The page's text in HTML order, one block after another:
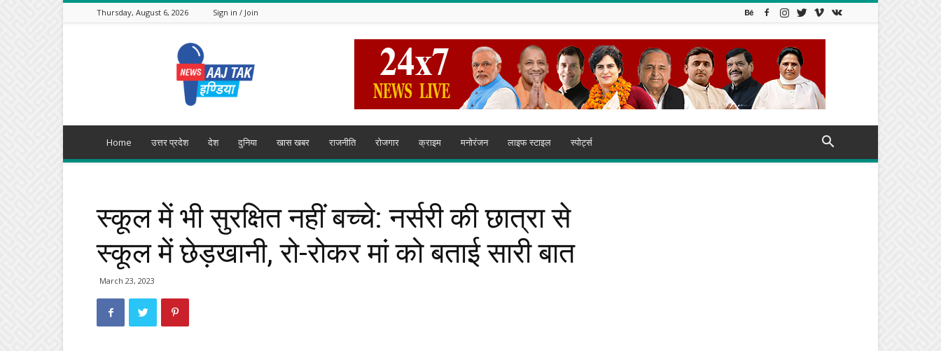
Thursday, August 6, 2026 Sign in / Join
India
Home उत्तर प्रदेश देश दुनिया खास खबर राजनीति रोजगार क्राइम मनोरंजन लाइफ स्टाइल स्पोर्ट्स
स्कूल में भी सुरक्षित नहीं बच्चे: नर्सरी की छात्रा से
स्कूल में छेड़खानी, रो-रोकर मां को बताई सारी बात
March 23, 2023